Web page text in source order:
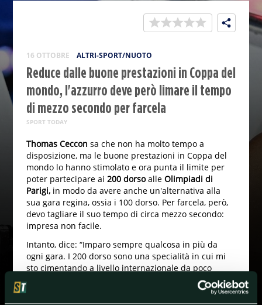
16 OTTOBRE ALTRI-SPORT/NUOTO
Reduce dalle buone prestazioni in Coppa del
mondo, l'azzurro deve però limare il tempo
di mezzo secondo per farcela
SPORT TODAY
Thomas Ceccon sa che non ha molto tempo a
disposizione, ma le buone prestazioni in Coppa del
mondo lo hanno stimolato e ora punta il limite per
poter partecipare ai 200 dorsoalle Olimpiadi di
Parigi,in modo da avere anche un'alternativa alla
sua gara regina, ossia i 100 dorso. Per farcela, però,
devo tagliare il suo tempo di circa mezzo secondo:
impresa non facile.
Intanto, dice: “Imparo sempre qualcosa in più da
ogni gara. I 200 dorso sono una specialità in cui mi
sto cimentando a livello internazionale da poco
tempo e devo ancora comprenderla”. La Fin richiede
un crono di 1.55.9 per qualificarsi ai 200 dorso